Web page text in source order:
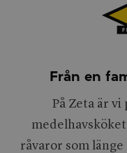
Från en
På Zeta är
råvaror som